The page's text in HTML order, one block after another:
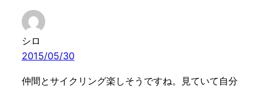
シロ
2015/05/30
仲間とサイクリング楽しそうですね。見ていて自分